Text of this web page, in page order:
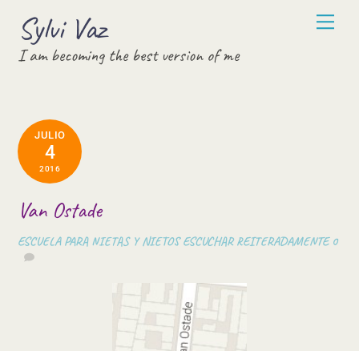
content
Sylvi Vaz
I am becoming the best version of me
JULIO
4
2016
Van Ostade
ESCUELA PARA NIETAS Y NIETOS ESCUCHAR REITERADAMENTE 0